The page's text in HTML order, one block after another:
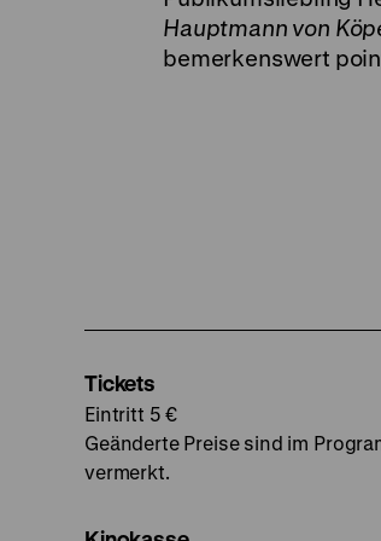
Hauptmann von
bemerkenswert
Tickets
Eintritt 5 €
Geänderte Preise sind im
vermerkt.